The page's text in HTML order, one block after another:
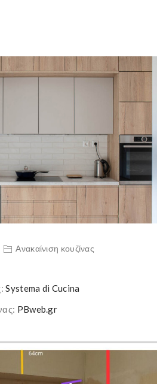
Ανακαίνιση κουζίνας
Systema di Cucina
PBweb.gr